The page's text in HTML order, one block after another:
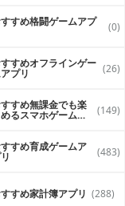
すめ格闘ゲームアプ (0)
すめオフラインゲー
プリ (26)
すめ無課金でも楽
るスマホゲームア (149)
すめ育成ゲームア (483)
すめ家計簿アプリ (288)